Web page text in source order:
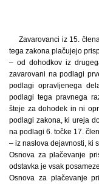
Zavarovanci iz 15.
tega zakona plačujejo
– od dohodkov iz
zavarovani na podlagi
podlagi opravljenega
podlagi tega pravnega
šteje za dohodek in ni
podlagi zakona, ki ureja
na podlagi 6. točke 17.
– iz naslova dejavnosti, ki
Osnova za plačevanje
odstavka je vsak
Osnova za plačevanje